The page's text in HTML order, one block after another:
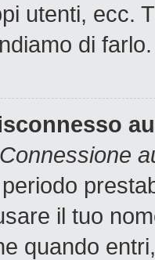
utenti, ecc.
di farlo.
Connessione
il tuo
quando